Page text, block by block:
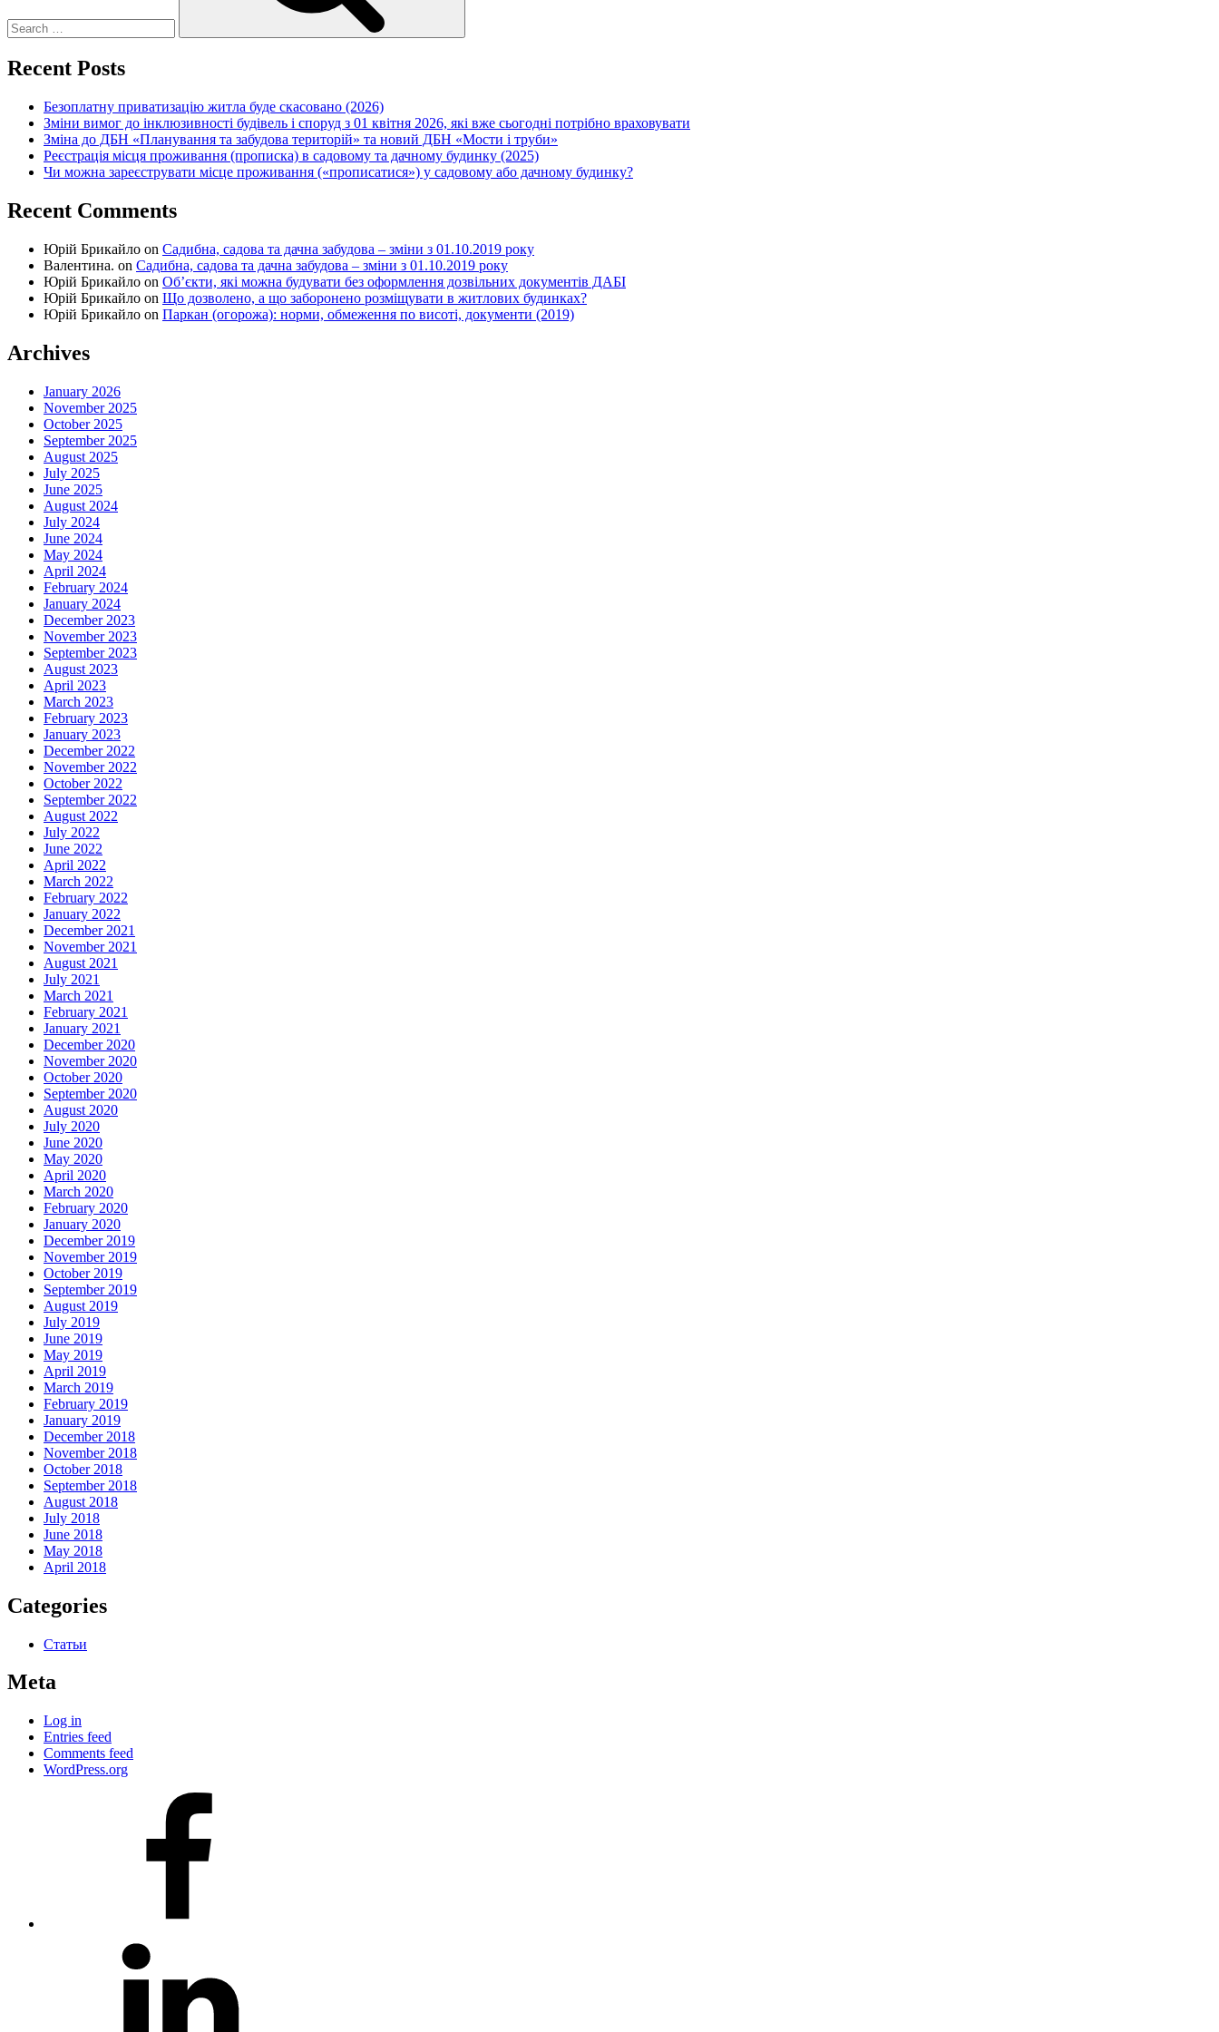
Recent Posts
Безоплатну приватизацію житла буде скасовано (2026)
Зміни вимог до інклюзивності будівель і споруд з 01 квітня 2026, які вже сьогодні потрібно враховувати
Зміна до ДБН «Планування та забудова територій» та новий ДБН «Мости і труби»
Реєстрація місця проживання (прописка) в садовому та дачному будинку (2025)
Чи можна зареєструвати місце проживання («прописатися») у садовому або дачному будинку?
Recent Comments
Юрій Брикайло on Садибна, садова та дачна забудова – зміни з 01.10.2019 року
Валентина. on Садибна, садова та дачна забудова – зміни з 01.10.2019 року
Юрій Брикайло on Об’єкти, які можна будувати без оформлення дозвільних документів ДАБІ
Юрій Брикайло on Що дозволено, а що заборонено розміщувати в житлових будинках?
Юрій Брикайло on Паркан (огорожа): норми, обмеження по висоті, документи (2019)
Archives
January 2026
November 2025
October 2025
September 2025
August 2025
July 2025
June 2025
August 2024
July 2024
June 2024
May 2024
April 2024
February 2024
January 2024
December 2023
November 2023
September 2023
August 2023
April 2023
March 2023
February 2023
January 2023
December 2022
November 2022
October 2022
September 2022
August 2022
July 2022
June 2022
April 2022
March 2022
February 2022
January 2022
December 2021
November 2021
August 2021
July 2021
March 2021
February 2021
January 2021
December 2020
November 2020
October 2020
September 2020
August 2020
July 2020
June 2020
May 2020
April 2020
March 2020
February 2020
January 2020
December 2019
November 2019
October 2019
September 2019
August 2019
July 2019
June 2019
May 2019
April 2019
March 2019
February 2019
January 2019
December 2018
November 2018
October 2018
September 2018
August 2018
July 2018
June 2018
May 2018
April 2018
Categories
Статьи
Meta
Log in
Entries feed
Comments feed
WordPress.org